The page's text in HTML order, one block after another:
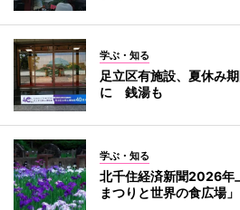
学ぶ・知る
足立区有施設、夏休み
に 銭湯も
学ぶ・知る
北千住経済新聞2026年
まつりと世界の食広場